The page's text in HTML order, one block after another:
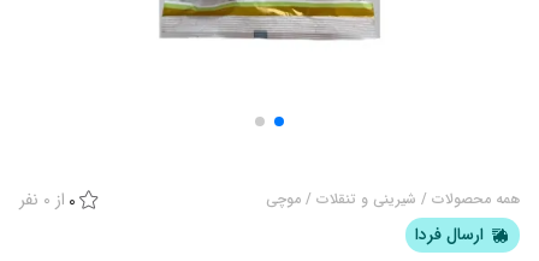
همه محصولات / شیرینی و تنقلات / موچی 0 از 0 نفر
ارسال فردا